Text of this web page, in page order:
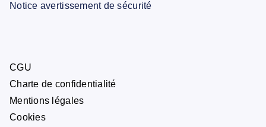
Notice avertissement de sécurité
CGU
Charte de confidentialité
Mentions légales
Cookies